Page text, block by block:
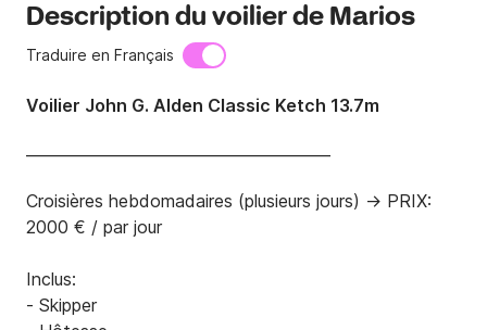
Description du voilier de Marios
Traduire en Français
Voilier John G. Alden Classic Ketch 13.7m
Croisières hebdomadaires (plusieurs jours) -> PRIX:
2000 € / par jour
Inclus:
- Skipper